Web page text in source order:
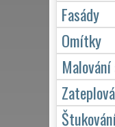
Fasády
Omítky